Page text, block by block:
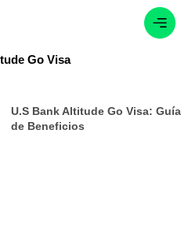
Go Visa
U.S Bank Altitude Go Visa: Guía
de Beneficios